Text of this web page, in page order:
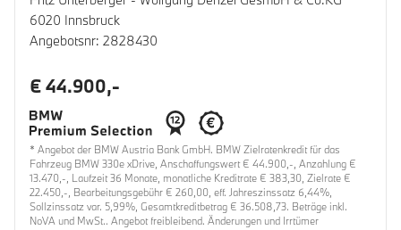
6020 Innsbruck
Angebotsnr: 2828430
€ 44.900,-
* Angebot der BMW Austria Bank GmbH. BMW Zielratenkredit für das
Fahrzeug BMW 330e xDrive, Anschaffungswert € 44.900,-, Anzahlung €
13.470,-, Laufzeit 36 Monate, monatliche Kreditrate € 383,30, Zielrate €
22.450,-, Bearbeitungsgebühr € 260,00, eff. Jahreszinssatz 6,44%,
Sollzinssatz var. 5,99%, Gesamtkreditbetrag € 36.508,73. Beträge inkl.
NoVA und MwSt.. Angebot freibleibend. Änderungen und Irrtümer